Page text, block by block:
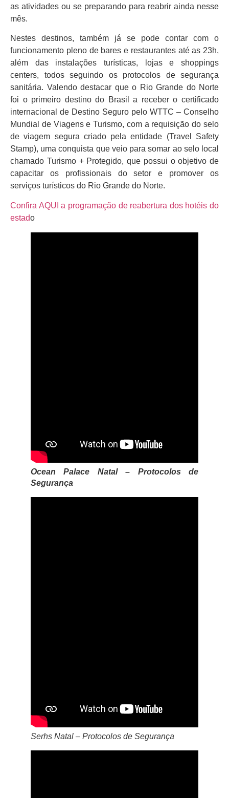
as atividades ou se preparando para reabrir ainda nesse
mês.
Nestes destinos, também já se pode contar com o
funcionamento pleno de bares e restaurantes até as 23h,
além das instalações turísticas, lojas e shoppings
centers, todos seguindo os protocolos de segurança
sanitária. Valendo destacar que o Rio Grande do Norte
foi o primeiro destino do Brasil a receber o certificado
internacional de Destino Seguro pelo WTTC – Conselho
Mundial de Viagens e Turismo, com a requisição do selo
de viagem segura criado pela entidade (Travel Safety
Stamp), uma conquista que veio para somar ao selo local
chamado Turismo + Protegido, que possui o objetivo de
capacitar os profissionais do setor e promover os
serviços turísticos do Rio Grande do Norte.
Confira AQUI a programação de reabertura dos hotéis do
estado
Ocean Palace Natal – Protocolos de
Segurança
Serhs Natal – Protocolos de Segurança